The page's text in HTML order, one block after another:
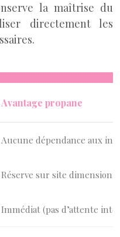
la maîtrise du
directement les
Avantage propane
Aucune dépendance aux
Réserve sur site
Immédiat (pas d’attente